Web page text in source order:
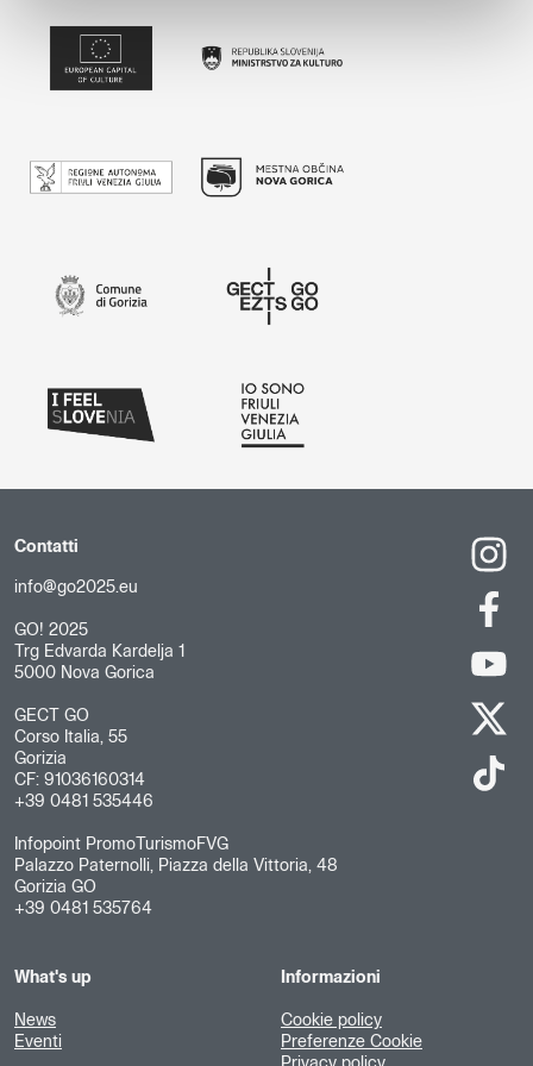
Contatti
info@go2025.eu
GO! 2025
Trg Edvarda Kardelja 1
5000 Nova Gorica
GECT GO
Corso Italia, 55
Gorizia
CF: 91036160314
+39 0481 535446
Infopoint PromoTurismoFVG
Palazzo Paternolli, Piazza della Vittoria, 48
Gorizia GO
+39 0481 535764
What's up
News
Eventi
Informazioni
Cookie policy
Preferenze Cookie